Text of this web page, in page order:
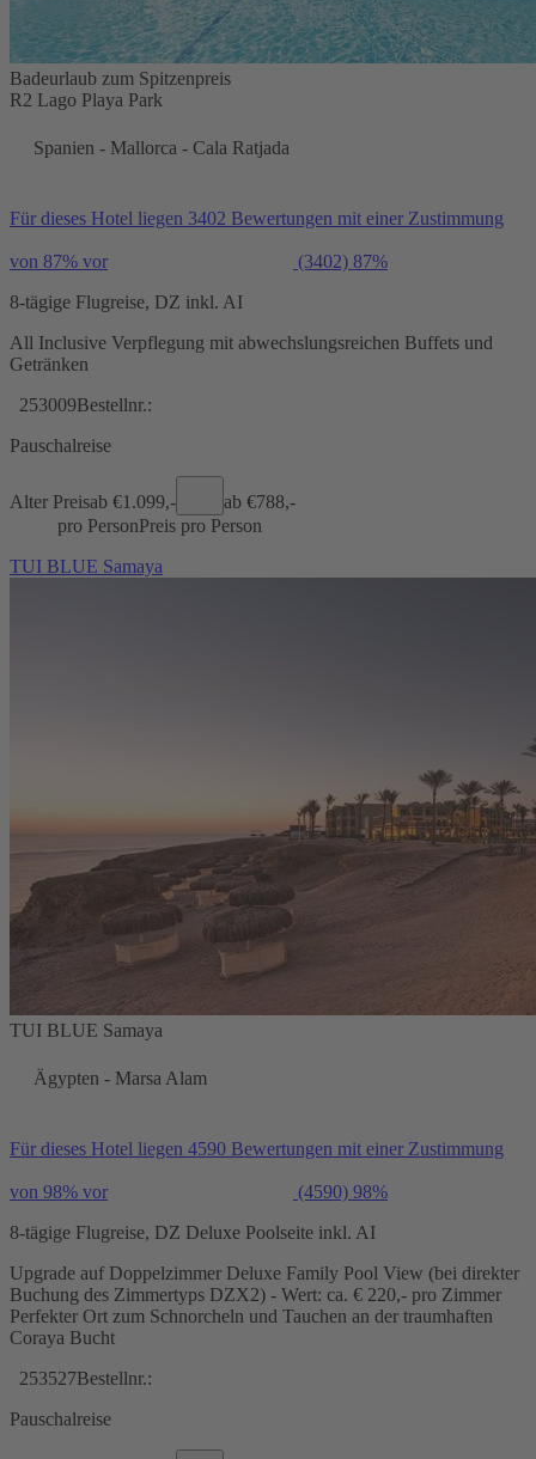
Badeurlaub zum Spitzenpreis
R2 Lago Playa Park
Spanien - Mallorca - Cala Ratjada
Für dieses Hotel liegen 3402 Bewertungen mit einer Zustimmung
von 87% vor (3402) 87%
8-tägige Flugreise, DZ inkl. AI
All Inclusive Verpflegung mit abwechslungsreichen Buffets und
Getränken
253009Bestellnr.:
Pauschalreise
Alter Preisab €1.099,- ab €788,-
pro PersonPreis pro Person
TUI BLUE Samaya
TUI BLUE Samaya
Ägypten - Marsa Alam
Für dieses Hotel liegen 4590 Bewertungen mit einer Zustimmung
von 98% vor (4590) 98%
8-tägige Flugreise, DZ Deluxe Poolseite inkl. AI
Upgrade auf Doppelzimmer Deluxe Family Pool View (bei direkter
Buchung des Zimmertyps DZX2) - Wert: ca. € 220,- pro Zimmer
Perfekter Ort zum Schnorcheln und Tauchen an der traumhaften
Coraya Bucht
253527Bestellnr.:
Pauschalreise